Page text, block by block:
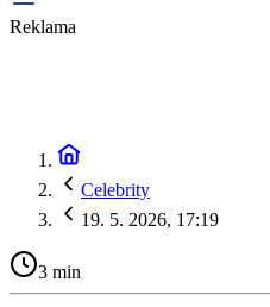
Reklama
Celebrity
19. 5. 2026, 17:19
3 min